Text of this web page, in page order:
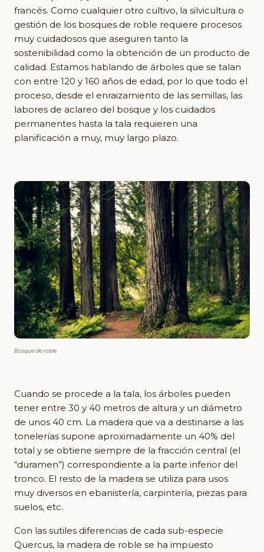
francés. Como cualquier otro cultivo, la silvicultura o
gestión de los bosques de roble requiere procesos
muy cuidadosos que aseguren tanto la
sostenibilidad como la obtención de un producto de
calidad. Estamos hablando de árboles que se talan
con entre 120 y 160 años de edad, por lo que todo el
proceso, desde el enraizamiento de las semillas, las
labores de aclareo del bosque y los cuidados
permanentes hasta la tala requieren una
planificación a muy, muy largo plazo.
Bosque de roble
Cuando se procede a la tala, los árboles pueden
tener entre 30 y 40 metros de altura y un diámetro
de unos 40 cm. La madera que va a destinarse a las
tonelerías supone aproximadamente un 40% del
total y se obtiene siempre de la fracción central (el
“duramen”) correspondiente a la parte inferior del
tronco. El resto de la madera se utiliza para usos
muy diversos en ebanistería, carpintería, piezas para
suelos, etc.
Con las sutiles diferencias de cada sub-especie
Quercus, la madera de roble se ha impuesto